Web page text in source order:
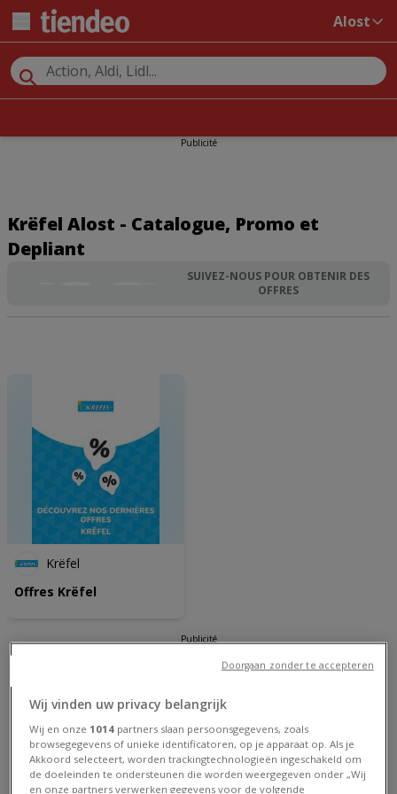
Alost
Publicité
Krëfel Alost - Catalogue, Promo et
Depliant
SUIVEZ-NOUS POUR OBTENIR DES
OFFRES
Krëfel
Offres Krëfel
Publicité
Wij vinden uw privacy belangrijk
Wij en onze 1014 partners slaan persoonsgegevens, zoals
browsegegevens of unieke identificatoren, op je apparaat op. Als je
Akkoord selecteert, worden trackingtechnologieën ingeschakeld om
de doeleinden te ondersteunen die worden weergegeven onder „Wij
en onze partners verwerken gegevens voor de volgende
Doorgaan zonder te accepteren